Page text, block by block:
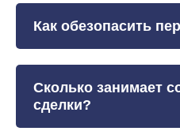
Как обезопасить
Сколько занимает
сделки?